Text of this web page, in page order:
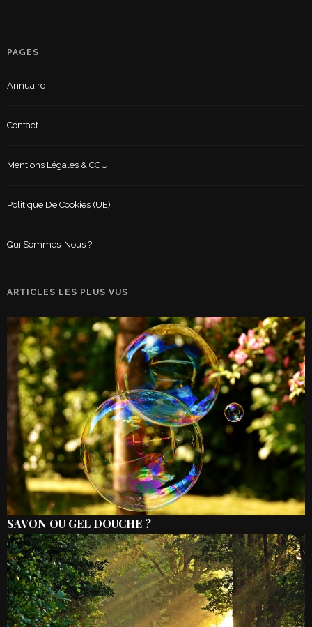
PAGES
Annuaire
Contact
Mentions Légales & CGU
Politique De Cookies (UE)
Qui Sommes-Nous ?
ARTICLES LES PLUS VUS
SAVON OU GEL DOUCHE ?